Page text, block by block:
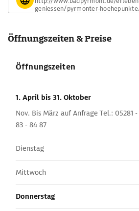
geniessen/pyrmonter-
Öffnungszeiten & Preise
Öffnungszeiten
1. April bis 31. Oktober
Nov. Bis März auf Anfrage Tel.: 05281
83 - 84 87
Dienstag
Mittwoch
Donnerstag